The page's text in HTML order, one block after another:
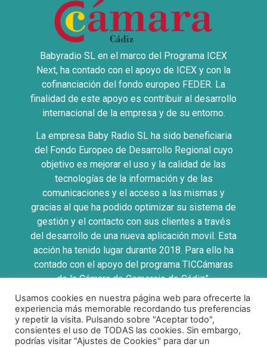
Babyradio SL en el marco del Programa ICEX
Next, ha contado con el apoyo de ICEX y con la
cofinanciación del fondo europeo FEDER. La
finalidad de este apoyo es contribuir al desarrollo
internacional de la empresa y de su entorno.
La empresa Baby Radio SL ha sido beneficiaria
del Fondo Europeo de Desarrollo Regional cuyo
objetivo es mejorar el uso y la calidad de las
tecnologías de la información y de las
comunicaciones y el acceso a las mismas y
gracias al que ha podido optimizar su sistema de
gestión y el contacto con sus clientes a través
del desarrollo de una nueva aplicación movil. Esta
acción ha tenido lugar durante 2018. Para ello ha
contado con el apoyo del programa TICCámaras
de la Cámara de Comercio de Cádiz”.
UNA MANERA DE HACER EUROPA
Usamos cookies en nuestra página web para ofrecerte la
experiencia más memorable recordando tus preferencias
y repetir la visita. Pulsando sobre "Aceptar todo",
consientes el uso de TODAS las cookies. Sin embargo,
podrías visitar "Ajustes de Cookies" para dar un